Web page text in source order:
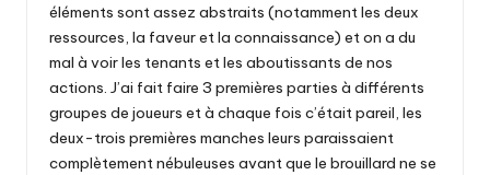
éléments sont assez abstraits (notamment les deux
ressources, la faveur et la connaissance) et on a du
mal à voir les tenants et les aboutissants de nos
actions. J’ai fait faire 3 premières parties à différents
groupes de joueurs et à chaque fois c’était pareil, les
deux-trois premières manches leurs paraissaient
complètement nébuleuses avant que le brouillard ne se